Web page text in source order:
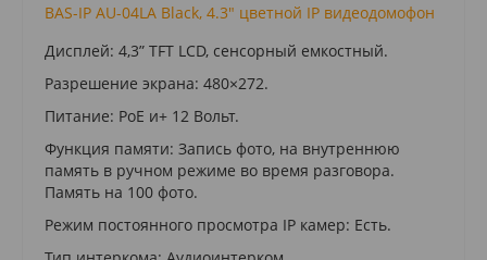
BAS-IP AU-04LA Black, 4.3" цветной IP видеодомофон
Дисплей: 4,3” TFT LCD, сенсорный емкостный.
Разрешение экрана: 480×272.
Питание: PoE и+ 12 Вольт.
Функция памяти: Запись фото, на внутреннюю
память в ручном режиме во время разговора.
Память на 100 фото.
Режим постоянного просмотра IP камер: Есть.